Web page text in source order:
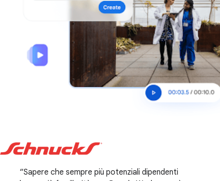
Sapere che sempre più potenziali dipendenti